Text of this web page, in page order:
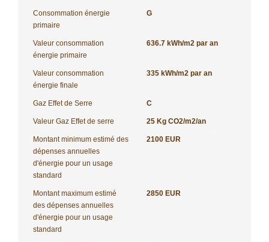
Consommation énergie
primaire
G
Valeur consommation
énergie primaire
636.7 kWh/m2 par an
Valeur consommation
énergie finale
335 kWh/m2 par an
Gaz Effet de Serre C
Valeur Gaz Effet de serre 25 Kg CO2/m2/an
Montant minimum estimé des
dépenses annuelles
d'énergie pour un usage
standard
2100 EUR
Montant maximum estimé
des dépenses annuelles
d'énergie pour un usage
standard
2850 EUR